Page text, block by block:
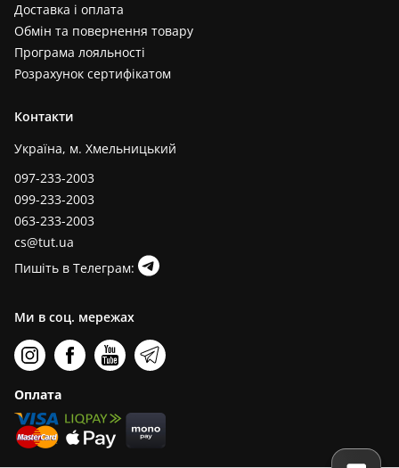
Доставка і оплата
Обмін та повернення товару
Програма лояльності
Розрахунок сертифікатом
Контакти
Україна, м. Хмельницький
097-233-2003
099-233-2003
063-233-2003
cs@tut.ua
Пишіть в Телеграм:
Ми в соц. мережах
Оплата